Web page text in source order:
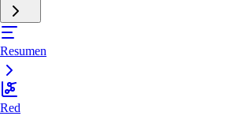
Resumen
Red